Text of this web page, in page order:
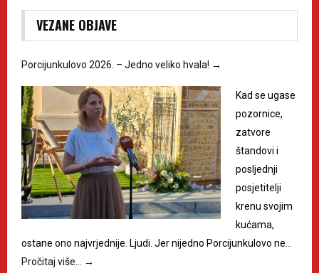
VEZANE OBJAVE
Porcijunkulovo 2026. – Jedno veliko hvala! →
Kad se ugase
pozornice,
zatvore
štandovi i
posljednji
posjetitelji
krenu svojim
kućama,
ostane ono najvrjednije. Ljudi. Jer nijedno Porcijunkulovo ne…
Pročitaj više… →